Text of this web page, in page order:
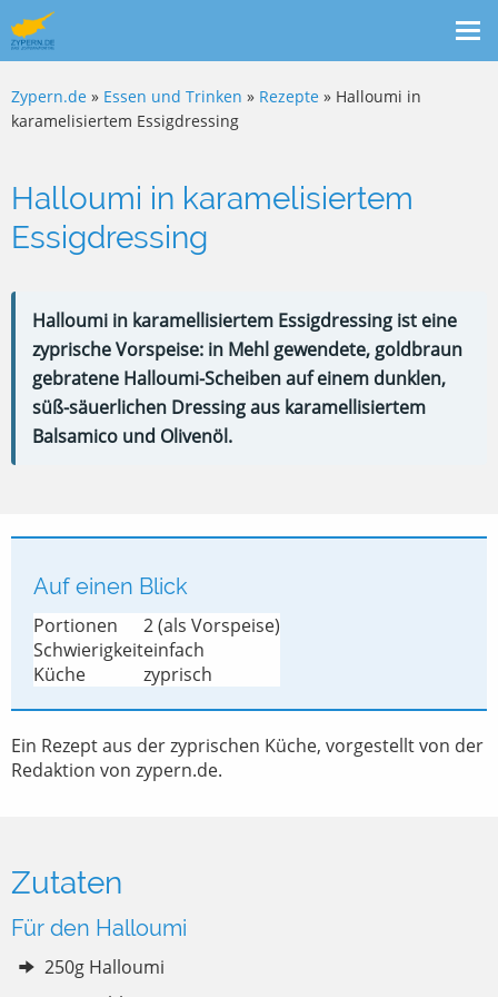
Zypern.de » Essen und Trinken » Rezepte » Halloumi in
karamelisiertem Essigdressing
Halloumi in karamelisiertem
Essigdressing
Halloumi in karamellisiertem Essigdressing ist eine
zyprische Vorspeise: in Mehl gewendete, goldbraun
gebratene Halloumi-Scheiben auf einem dunklen,
süß-säuerlichen Dressing aus karamellisiertem
Balsamico und Olivenöl.
Auf einen Blick
Portionen
2 (als Vorspeise)
Schwierigkeiteinfach
Küche
zyprisch
Ein Rezept aus der zyprischen Küche, vorgestellt von der
Redaktion von zypern.de.
Zutaten
Für den Halloumi
250g Halloumi